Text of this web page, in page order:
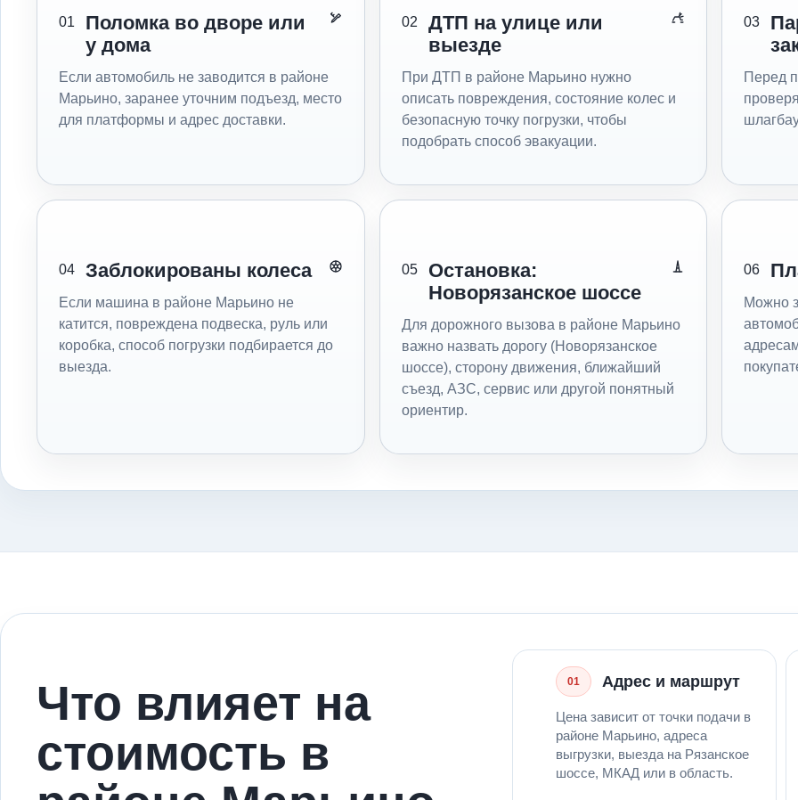
01
Поломка во дворе или
у дома
Если автомобиль не заводится в районе
Марьино, заранее уточним подъезд, место
для платформы и адрес доставки.
02
ДТП на улице или
выезде
При ДТП в районе Марьино нужно
описать повреждения, состояние колес и
безопасную точку погрузки, чтобы
подобрать способ эвакуации.
03
Перед
04 Заблокированы колеса
Если машина в районе Марьино не
катится, повреждена подвеска, руль или
коробка, способ погрузки подбирается до
выезда.
05
Остановка:
Новорязанское шоссе
Для дорожного вызова в районе Марьино
важно назвать дорогу (Новорязанское
шоссе), сторону движения, ближайший
съезд, АЗС, сервис или другой понятный
ориентир.
06
Можно
Что влияет на
стоимость в
01 Адрес и маршрут
Цена зависит от точки подачи в
районе Марьино, адреса
выгрузки, выезда на Рязанское
шоссе, МКАД или в область.